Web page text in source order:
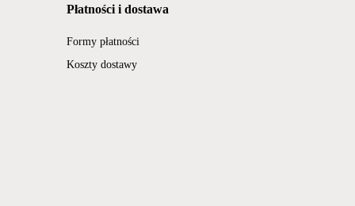
Płatności i dostawa
Formy płatności
Koszty dostawy